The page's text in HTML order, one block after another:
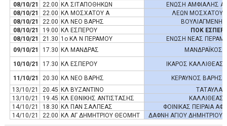
08/10/21
22.00 ΚΛ ΣΙΤΑΠΟΘΗΚΩΝ
ΕΝΩΣΗ ΑΜΦΙΑΛΗΣ
08/10/21
22.00 ΚΛ ΜΟΣΧΑΤΟΥ Α
ΛΕΩΝ ΜΟΣΧΑΤΟΥ
08/10/21
22.00 ΚΛ ΝΕΟ ΒΑΡΗΣ
ΒΟΥΛΙΑΓΜΕΝΗ
08/10/21
19.00 ΚΛ ΕΣΠΕΡΟΥ
ΠΟΚ
08/10/21
21.30 1ο ΚΛ Ν ΠΕΡΑΜΟΥ
ΕΝΩΣΗ ΝΕΑΣ
09/10/21
17.30 ΚΛ ΜΑΝΔΡΑΣ
ΜΑΝΔΡΑΪΚΟΣ
10/10/21
17.30 ΚΛ ΕΣΠΕΡΟΥ
ΙΚΑΡΟΣ ΚΑΛΛΙΘΕΑΣ
11/10/21
20.30 ΚΛ ΝΕΟ ΒΑΡΗΣ
ΚΕΡΑΥΝΟΣ ΒΑΡΗΣ
13/10/21
20.45 ΚΛ ΒΥΖΑΝΤΙΝΟ
ΤΑΤΑΥΛΑ
13/10/21
19.45 ΚΛ ΕΘΝΙΚΗΣ ΑΝΤΙΣΤΑΣΗΣ
ΚΑΛΛΙΘΕΑΣ
14/10/21
18.30 ΚΛ ΠΑΝ ΣΑΛΠΕΑΣ
ΦΟΙΝΙΚΑΣ ΠΕΙΡΑΙΑ
14/10/21
22.00 ΚΛ ΑΓ ΔΗΜΗΤΡΙΟΥ ΘΕΟΜΗΤ ΔΑΦΝΗ ΑΓΙΟΥ ΔΗΜΗΤΡΙΟΥ